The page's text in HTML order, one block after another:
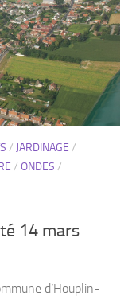
/ JARDINAGE /
/ ONDES /
14 mars
d’Houplin-